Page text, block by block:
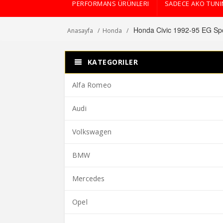
PERFORMANS ÜRÜNLERI SADECE AKO
Anasayfa Honda Honda Civic 1992-95 EG
KATEGORILER
Alfa Romeo
Audi
Volkswagen
BMW
Mercedes
Opel